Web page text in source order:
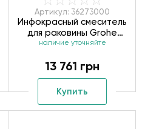
Артикул: 36273000
Инфокрасный смеситель
для раковины Grohe
Euroeco Cosmopolitan E
наличие уточняйте
13 761 грн
Купить